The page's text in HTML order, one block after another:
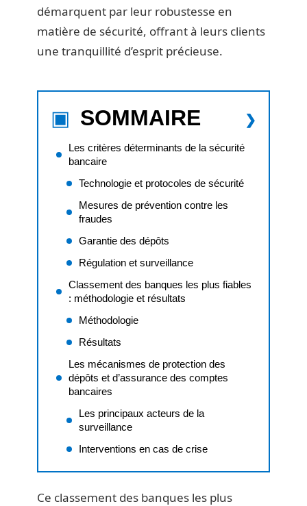
démarquent par leur robustesse en
matière de sécurité, offrant à leurs clients
une tranquillité d’esprit précieuse.
SOMMAIRE
Les critères déterminants de la sécurité
bancaire
Technologie et protocoles de sécurité
Mesures de prévention contre les
fraudes
Garantie des dépôts
Régulation et surveillance
Classement des banques les plus fiables
: méthodologie et résultats
Méthodologie
Résultats
Les mécanismes de protection des
dépôts et d’assurance des comptes
bancaires
Les principaux acteurs de la
surveillance
Interventions en cas de crise
Ce classement des banques les plus